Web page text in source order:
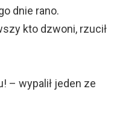
dnie rano.
kto dzwoni, rzucił
– wypalił jeden ze